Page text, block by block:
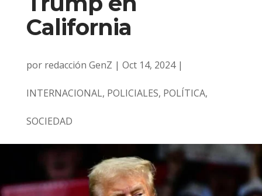
California
por redacción GenZ | Oct 14, 2024|
INTERNACIONAL, POLICIALES, POLÍTICA,
SOCIEDAD